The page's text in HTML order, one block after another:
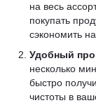
на весь
покупать
сэкономить
Удобный
несколько
быстро
чистоты в